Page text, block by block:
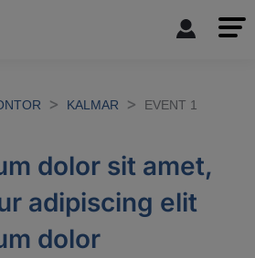
KALMAR EVENT 1
dolor sit amet,
adipiscing elit
dolor